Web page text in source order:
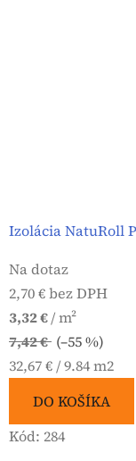
Izolácia NatuRoll
Na dotaz
2,70 € bez DPH
3,32 €/ m²
7,42 € (–55 %)
Jednotková
32,67 € / 9.84 m2
DO KOŠÍKA
Kód: 284